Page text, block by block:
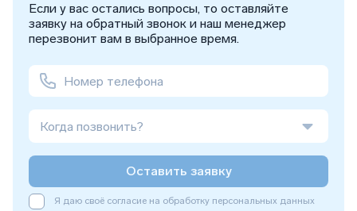
Если у вас остались вопросы, то оставляйте
заявку на обратный звонок и наш менеджер
перезвонит вам в выбранное время.
Когда позвонить?
Оставить заявку
Я даю своё согласие на обработку персональных данных